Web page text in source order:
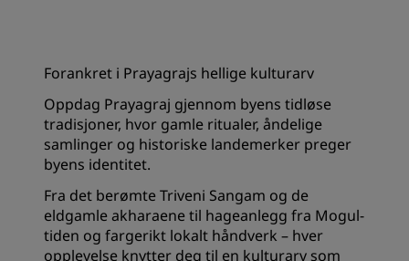
Forankret i Prayagrajs hellige kulturarv
Oppdag Prayagraj gjennom byens tidløse
tradisjoner, hvor gamle ritualer, åndelige
samlinger og historiske landemerker preger
byens identitet.
Fra det berømte Triveni Sangam og de
eldgamle akharaene til hageanlegg fra Mogul-
tiden og fargerikt lokalt håndverk – hver
opplevelse knytter deg til en kulturarv som